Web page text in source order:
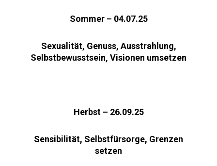
Sommer – 04.07.25
Sexualität, Genuss, Ausstrahlung,
Selbstbewusstsein, Visionen umsetzen
Herbst – 26.09.25
Sensibilität, Selbstfürsorge, Grenzen
setzen